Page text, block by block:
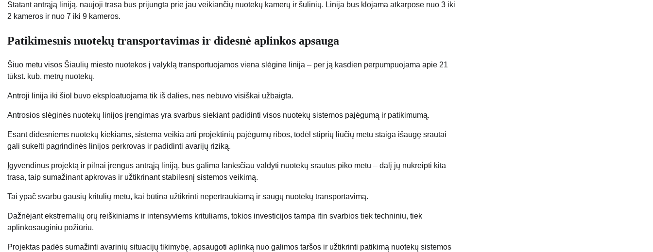
Statant antrąją liniją, naujoji trasa bus prijungta prie jau veikiančių nuotekų kamerų ir šulinių. Linija bus klojama atkarpose nuo 3 iki
2 kameros ir nuo 7 iki 9 kameros.
Patikimesnis nuotekų transportavimas ir didesnė aplinkos apsauga
Šiuo metu visos Šiaulių miesto nuotekos į valyklą transportuojamos viena slėgine linija – per ją kasdien perpumpuojama apie 21
tūkst. kub. metrų nuotekų.
Antroji linija iki šiol buvo eksploatuojama tik iš dalies, nes nebuvo visiškai užbaigta.
Antrosios slėginės nuotekų linijos įrengimas yra svarbus siekiant padidinti visos nuotekų sistemos pajėgumą ir patikimumą.
Esant didesniems nuotekų kiekiams, sistema veikia arti projektinių pajėgumų ribos, todėl stiprių liūčių metu staiga išaugę srautai
gali sukelti pagrindinės linijos perkrovas ir padidinti avarijų riziką.
Įgyvendinus projektą ir pilnai įrengus antrąją liniją, bus galima lanksčiau valdyti nuotekų srautus piko metu – dalį jų nukreipti kita
trasa, taip sumažinant apkrovas ir užtikrinant stabilesnį sistemos veikimą.
Tai ypač svarbu gausių kritulių metu, kai būtina užtikrinti nepertraukiamą ir saugų nuotekų transportavimą.
Dažnėjant ekstremalių orų reiškiniams ir intensyviems krituliams, tokios investicijos tampa itin svarbios tiek techniniu, tiek
aplinkosauginiu požiūriu.
Projektas padės sumažinti avarinių situacijų tikimybę, apsaugoti aplinką nuo galimos taršos ir užtikrinti patikimą nuotekų sistemos